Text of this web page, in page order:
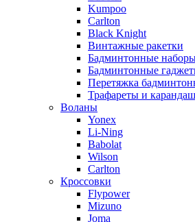
Kumpoo
Carlton
Black Knight
Винтажные ракетки
Бадминтонные
Бадминтонные
Перетяжка
Трафареты и
Воланы
Yonex
Li-Ning
Babolat
Wilson
Carlton
Кроссовки
Flypower
Mizuno
Joma